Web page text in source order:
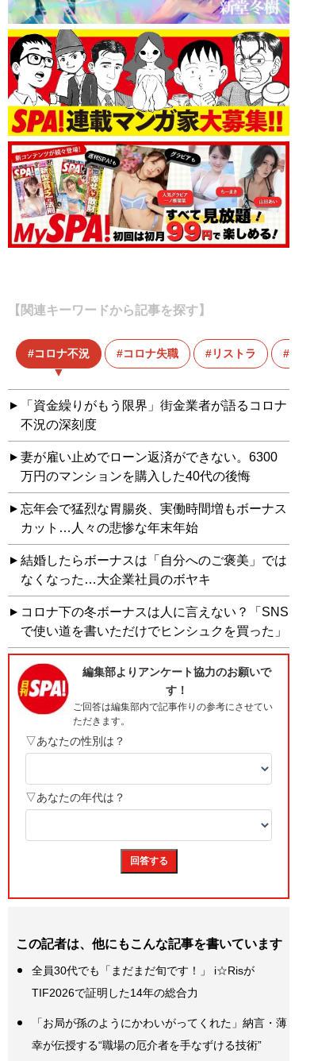
【関連キーワードから記事を探す】
コロナ不況 コロナ失職 リストラ
「資金繰りがもう限界」街金業者が語るコロナ
不況の深刻度
妻が雇い止めでローン返済ができない。6300
万円のマンションを購入した40代の後悔
忘年会で猛烈な胃腸炎、実働時間増もボーナス
カット…人々の悲惨な年末年始
結婚したらボーナスは「自分へのご褒美」では
なくなった…大企業社員のボヤキ
コロナ下の冬ボーナスは人に言えない？「SNS
で使い道を書いただけでヒンシュクを買った」
この記者は、他にもこんな記事を書いています
全員30代でも「まだまだ旬です！」 i☆Risが
TIF2026で証明した14年の総合力
「お局が孫のようにかわいがってくれた」納言・薄
幸が伝授する“職場の厄介者を手なずける技術”